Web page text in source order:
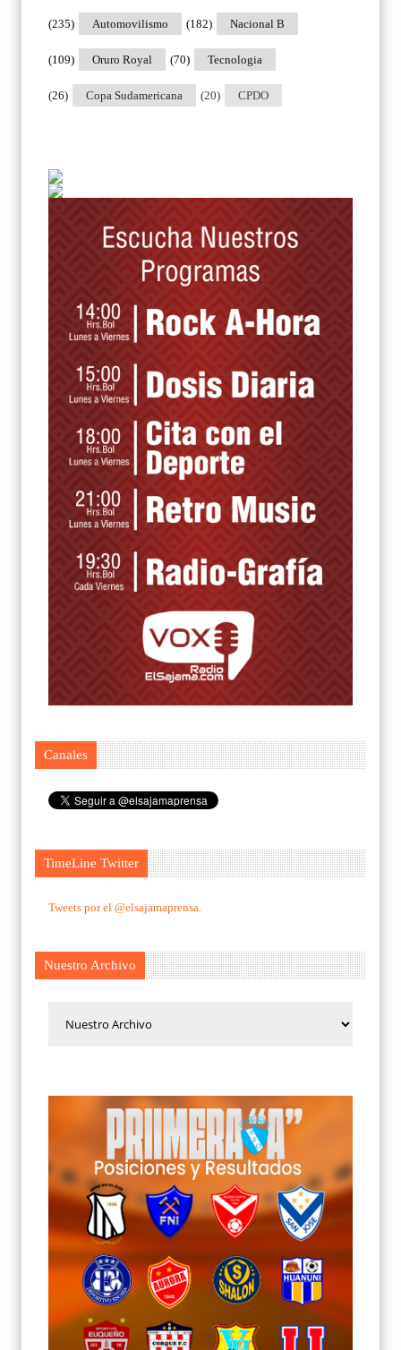
Automovilismo
(235) Nacional B
(182)
Oruro Royal
(109) Tecnologia
(70)
Copa Sudamericana
(26) CPDO
(20)
Canales
TimeLine Twitter
Tweets por el @elsajamaprensa.
Nuestro Archivo